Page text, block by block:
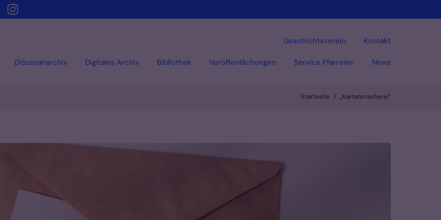
Diözesanarchiv Digitales Archiv Bibliothek Veröffentlichungen Service Pfarreien News
Geschichtsverein Kontakt
Startseite „Kartenmacherei“